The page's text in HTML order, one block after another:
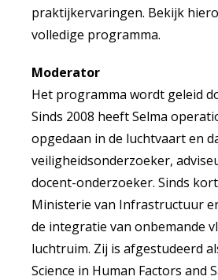
praktijkervaringen. Bekijk
volledige programma.
Moderator
Het programma wordt geleid
Sinds 2008 heeft Selma
opgedaan in de luchtvaart en
veiligheidsonderzoeker,
docent-onderzoeker. Sinds
Ministerie van Infrastructuur
de integratie van onbemande
luchtruim. Zij is afgestudeerd
Science in Human Factors and